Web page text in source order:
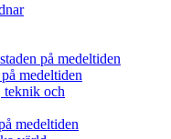
på medeltiden
medeltiden
teknik och
medeltiden